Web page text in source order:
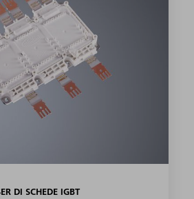
DI SCHEDE IGBT